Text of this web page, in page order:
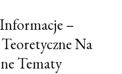
–
Na
Tematy